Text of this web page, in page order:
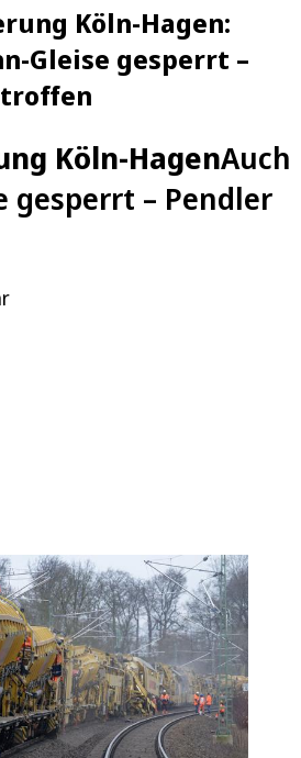
Köln-Hagen:
Gleise gesperrt –
Köln-HagenAuch
gesperrt – Pendler